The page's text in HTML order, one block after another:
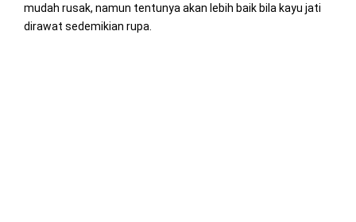
mudah rusak, namun tentunya akan lebih baik bila kayu jati
dirawat sedemikian rupa.